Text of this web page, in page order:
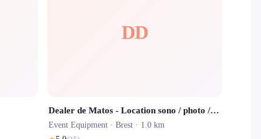
DD
Dealer de Matos - Location sono / photo / vidéo
Event Equipment · Brest · 1.0 km